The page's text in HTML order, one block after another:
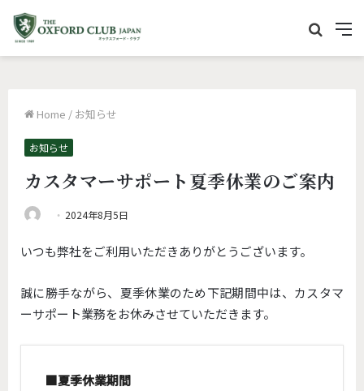
M
e
イ
索
Home / お知らせ
お知らせ
カスタマーサポート夏季休業のご案内
2024年8月5日
いつも弊社をご利用いただきありがとうございます。
誠に勝手ながら、夏季休業のため下記期間中は、カスタマ
ーサポート業務をお休みさせていただきます。
■夏季休業期間